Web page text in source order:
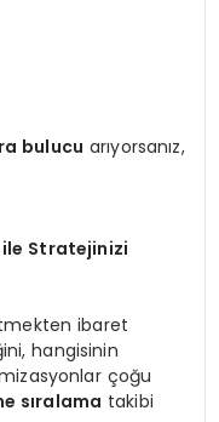
bulucu arıyorsanız,
ile Stratejinizi
ibaret
hangisinin
çoğu
sıralama takibi